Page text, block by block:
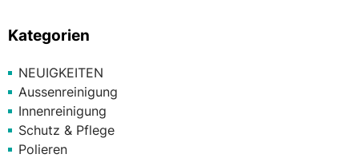
Kategorien
NEUIGKEITEN
Aussenreinigung
Innenreinigung
Schutz & Pflege
Polieren